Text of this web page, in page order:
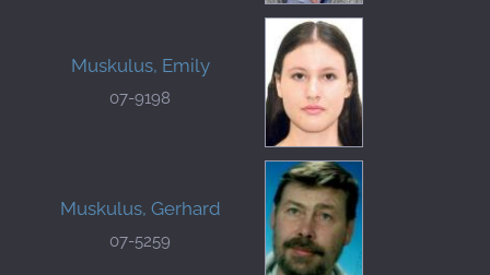
Muskulus, Emily
07-9198
Muskulus, Gerhard
07-5259